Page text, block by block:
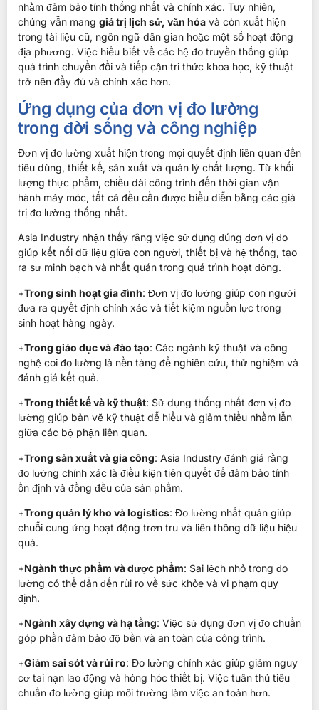
nhằm đảm bảo tính thống nhất và chính xác. Tuy nhiên,
chúng vẫn mang giá trị lịch sử, văn hóa và còn xuất hiện
trong tài liệu cũ, ngôn ngữ dân gian hoặc một số hoạt động
địa phương. Việc hiểu biết về các hệ đo truyền thống giúp
quá trình chuyển đổi và tiếp cận tri thức khoa học, kỹ thuật
trở nên đầy đủ và chính xác hơn.
Ứng dụng của đơn vị đo lường
trong đời sống và công nghiệp
Đơn vị đo lường xuất hiện trong mọi quyết định liên quan đến
tiêu dùng, thiết kế, sản xuất và quản lý chất lượng. Từ khối
lượng thực phẩm, chiều dài công trình đến thời gian vận
hành máy móc, tất cả đều cần được biểu diễn bằng các giá
trị đo lường thống nhất.
Asia Industry nhận thấy rằng việc sử dụng đúng đơn vị đo
giúp kết nối dữ liệu giữa con người, thiết bị và hệ thống, tạo
ra sự minh bạch và nhất quán trong quá trình hoạt động.
+Trong sinh hoạt gia đình: Đơn vị đo lường giúp con người
đưa ra quyết định chính xác và tiết kiệm nguồn lực trong
sinh hoạt hàng ngày.
+Trong giáo dục và đào tạo: Các ngành kỹ thuật và công
nghệ coi đo lường là nền tảng để nghiên cứu, thử nghiệm và
đánh giá kết quả.
+Trong thiết kế và kỹ thuật: Sử dụng thống nhất đơn vị đo
lường giúp bản vẽ kỹ thuật dễ hiểu và giảm thiểu nhầm lẫn
giữa các bộ phận liên quan.
+Trong sản xuất và gia công: Asia Industry đánh giá rằng
đo lường chính xác là điều kiện tiên quyết để đảm bảo tính
ổn định và đồng đều của sản phẩm.
+Trong quản lý kho và logistics: Đo lường nhất quán giúp
chuỗi cung ứng hoạt động trơn tru và liên thông dữ liệu hiệu
quả.
+Ngành thực phẩm và dược phẩm: Sai lệch nhỏ trong đo
lường có thể dẫn đến rủi ro về sức khỏe và vi phạm quy
định.
+Ngành xây dựng và hạ tầng: Việc sử dụng đơn vị đo chuẩn
góp phần đảm bảo độ bền và an toàn của công trình.
+Giảm sai sót và rủi ro: Đo lường chính xác giúp giảm nguy
cơ tai nạn lao động và hỏng hóc thiết bị. Việc tuân thủ tiêu
chuẩn đo lường giúp môi trường làm việc an toàn hơn.